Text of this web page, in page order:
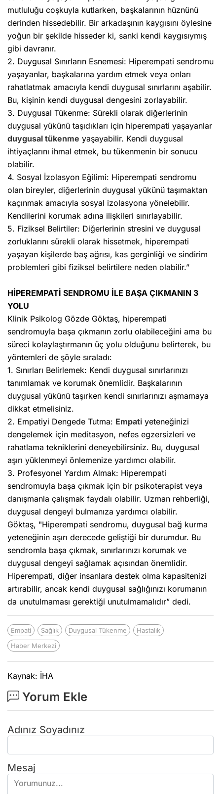
mutluluğu coşkuyla kutlarken, başkalarının hüznünü
derinden hissedebilir. Bir arkadaşının kaygısını öylesine
yoğun bir şekilde hisseder ki, sanki kendi kaygısıymış
gibi davranır.
2. Duygusal Sınırların Esnemesi: Hiperempati sendromu
yaşayanlar, başkalarına yardım etmek veya onları
rahatlatmak amacıyla kendi duygusal sınırlarını aşabilir.
Bu, kişinin kendi duygusal dengesini zorlayabilir.
3. Duygusal Tükenme: Sürekli olarak diğerlerinin
duygusal yükünü taşıdıkları için hiperempati yaşayanlar
duygusal tükenme yaşayabilir. Kendi duygusal
ihtiyaçlarını ihmal etmek, bu tükenmenin bir sonucu
olabilir.
4. Sosyal İzolasyon Eğilimi: Hiperempati sendromu
olan bireyler, diğerlerinin duygusal yükünü taşımaktan
kaçınmak amacıyla sosyal izolasyona yönelebilir.
Kendilerini korumak adına ilişkileri sınırlayabilir.
5. Fiziksel Belirtiler: Diğerlerinin stresini ve duygusal
zorluklarını sürekli olarak hissetmek, hiperempati
yaşayan kişilerde baş ağrısı, kas gerginliği ve sindirim
problemleri gibi fiziksel belirtilere neden olabilir.”
HİPEREMPATİ SENDROMU İLE BAŞA ÇIKMANIN 3
YOLU
Klinik Psikolog Gözde Göktaş, hiperempati
sendromuyla başa çıkmanın zorlu olabileceğini ama bu
süreci kolaylaştırmanın üç yolu olduğunu belirterek, bu
yöntemleri de şöyle sıraladı:
1. Sınırları Belirlemek: Kendi duygusal sınırlarınızı
tanımlamak ve korumak önemlidir. Başkalarının
duygusal yükünü taşırken kendi sınırlarınızı aşmamaya
dikkat etmelisiniz.
2. Empatiyi Dengede Tutma: Empati yeteneğinizi
dengelemek için meditasyon, nefes egzersizleri ve
rahatlama tekniklerini deneyebilirsiniz. Bu, duygusal
aşırı yüklenmeyi önlemenize yardımcı olabilir.
3. Profesyonel Yardım Almak: Hiperempati
sendromuyla başa çıkmak için bir psikoterapist veya
danışmanla çalışmak faydalı olabilir. Uzman rehberliği,
duygusal dengeyi bulmanıza yardımcı olabilir.
Göktaş, "Hiperempati sendromu, duygusal bağ kurma
yeteneğinin aşırı derecede geliştiği bir durumdur. Bu
sendromla başa çıkmak, sınırlarınızı korumak ve
duygusal dengeyi sağlamak açısından önemlidir.
Hiperempati, diğer insanlara destek olma kapasitenizi
artırabilir, ancak kendi duygusal sağlığınızı korumanın
da unutulmaması gerektiği unutulmamalıdır” dedi.
Empati Sağlık Duygusal Tükenme
Hastalık
Haber Merkezi
Kaynak: İHA
Yorum Ekle
Adınız Soyadınız
Mesaj